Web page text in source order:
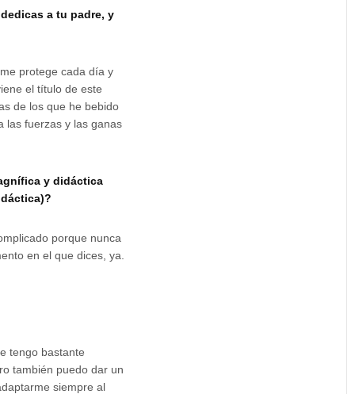
a tu padre, y
protege cada día y
el título de este
de los que he bebido
las fuerzas y las ganas
y didáctica
porque nunca
en el que dices, ya.
tengo bastante
también puedo dar un
siempre al